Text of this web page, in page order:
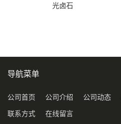
光卤石
导航菜单
公司首页 公司介绍 公司动态
联系方式 在线留言